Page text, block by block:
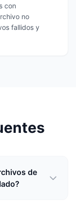
con
no
fallidos y
de